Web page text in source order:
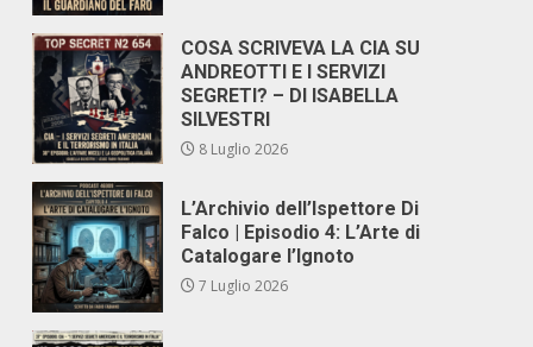
COSA SCRIVEVA LA CIA SU
ANDREOTTI E I SERVIZI
SEGRETI? – DI ISABELLA
SILVESTRI
8 Luglio 2026
L’Archivio dell’Ispettore Di
Falco | Episodio 4: L’Arte di
Catalogare l’Ignoto
7 Luglio 2026